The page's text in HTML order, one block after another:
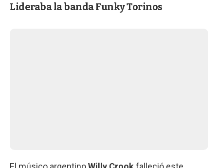
Lideraba la banda Funky Torinos